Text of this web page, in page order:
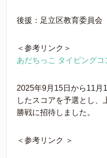
後援：足立区教育委員会
＜参考リンク＞
あだちっこ タイピング
2025年9月15日から11月
したスコアを予選とし、
勝戦に招待しました。
＜参考リンク ＞